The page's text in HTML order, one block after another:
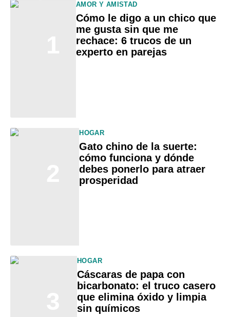
AMOR Y AMISTAD
Cómo le digo a un chico que
me gusta sin que me
rechace: 6 trucos de un
experto en parejas
HOGAR
Gato chino de la suerte:
cómo funciona y dónde
debes ponerlo para atraer
prosperidad
HOGAR
Cáscaras de papa con
bicarbonato: el truco casero
que elimina óxido y limpia
sin químicos